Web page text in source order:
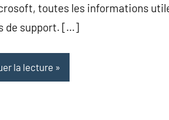
toutes les informations
de support. […]
la lecture